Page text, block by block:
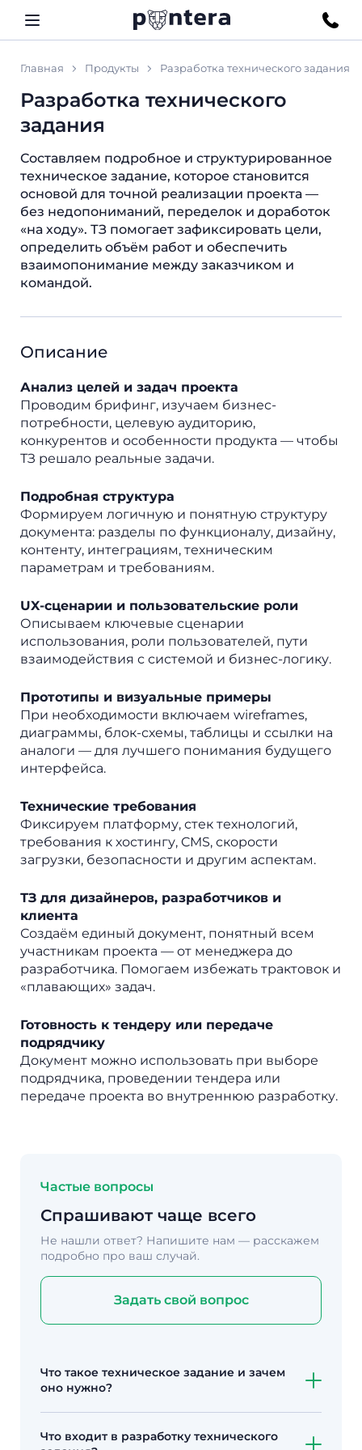
Главная Продукты Разработка технического задания
Разработка технического
задания
Составляем подробное и структурированное
техническое задание, которое становится
основой для точной реализации проекта —
без недопониманий, переделок и доработок
«на ходу». ТЗ помогает зафиксировать цели,
определить объём работ и обеспечить
взаимопонимание между заказчиком и
командой.
Описание
Анализ целей и задач проекта
Проводим брифинг, изучаем бизнес-
потребности, целевую аудиторию,
конкурентов и особенности продукта — чтобы
ТЗ решало реальные задачи.
Подробная структура
Формируем логичную и понятную структуру
документа: разделы по функционалу, дизайну,
контенту, интеграциям, техническим
параметрам и требованиям.
UX-сценарии и пользовательские роли
Описываем ключевые сценарии
использования, роли пользователей, пути
взаимодействия с системой и бизнес-логику.
Прототипы и визуальные примеры
При необходимости включаем wireframes,
диаграммы, блок-схемы, таблицы и ссылки на
аналоги — для лучшего понимания будущего
интерфейса.
Технические требования
Фиксируем платформу, стек технологий,
требования к хостингу, CMS, скорости
загрузки, безопасности и другим аспектам.
ТЗ для дизайнеров, разработчиков и
клиента
Создаём единый документ, понятный всем
участникам проекта — от менеджера до
разработчика. Помогаем избежать трактовок и
«плавающих» задач.
Готовность к тендеру или передаче
подрядчику
Документ можно использовать при выборе
подрядчика, проведении тендера или
передаче проекта во внутреннюю разработку.
Частые вопросы
Спрашивают чаще всего
Не нашли ответ? Напишите нам — расскажем
подробно про ваш случай.
Задать свой вопрос
Что такое техническое задание и зачем
оно нужно?
должен быть сайт или сервис: структура,
Что входит в разработку технического